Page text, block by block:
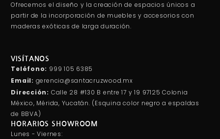
Ofrecemos el diseño y la creación de espacios únicos a
partir de la incorporación de muebles y accesorios con
maderas exóticas de larga duración.
VISÍTANOS
Teléfono: 999 105 6385
Email: gerencia@santacruzwood.mx
Dirección: Calle 28 #130 B entre 17 y 19 97125 Colonia
México, Mérida, Yucatán. (Esquina color negro a espaldas
de BBVA)
HORARIOS SHOWROOM
Lunes - Viernes: